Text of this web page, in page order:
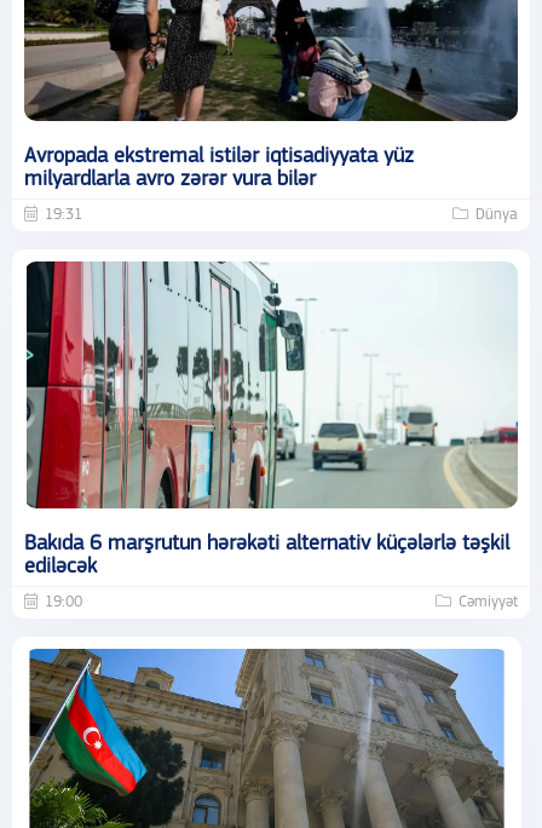
Avropada ekstremal istilər iqtisadiyyata yüz
milyardlarla avro zərər vura bilər
19:31 Dünya
Bakıda 6 marşrutun hərəkəti alternativ küçələrlə təşkil
ediləcək
19:00 Cəmiyyət